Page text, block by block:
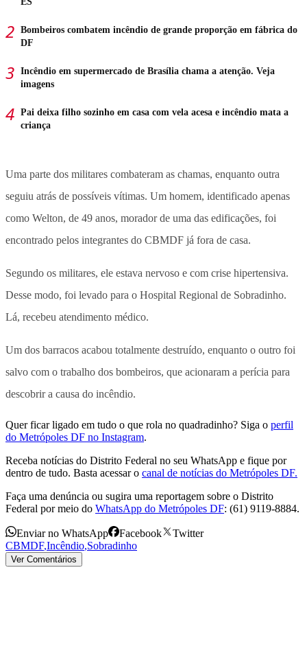
Bombeiros combatem incêndio de grande proporção em fábrica do
DF
Incêndio em supermercado de Brasília chama a atenção. Veja
imagens
Pai deixa filho sozinho em casa com vela acesa e incêndio mata a
criança
Uma parte dos militares combateram as chamas, enquanto outra
seguiu atrás de possíveis vítimas. Um homem, identificado apenas
como Welton, de 49 anos, morador de uma das edificações, foi
encontrado pelos integrantes do CBMDF já fora de casa.
Segundo os militares, ele estava nervoso e com crise hipertensiva.
Desse modo, foi levado para o Hospital Regional de Sobradinho.
Lá, recebeu atendimento médico.
Um dos barracos acabou totalmente destruído, enquanto o outro foi
salvo com o trabalho dos bombeiros, que acionaram a perícia para
descobrir a causa do incêndio.
Quer ficar ligado em tudo o que rola no quadradinho? Siga o perfil
do Metrópoles DF no Instagram.
Receba notícias do Distrito Federal no seu WhatsApp e fique por
dentro de tudo. Basta acessar o canal de notícias do Metrópoles DF.
Faça uma denúncia ou sugira uma reportagem sobre o Distrito
Federal por meio do WhatsApp do Metrópoles DF: (61) 9119-8884.
Enviar no WhatsApp Facebook
Twitter
CBMDF,Incêndio,Sobradinho
Ver Comentários